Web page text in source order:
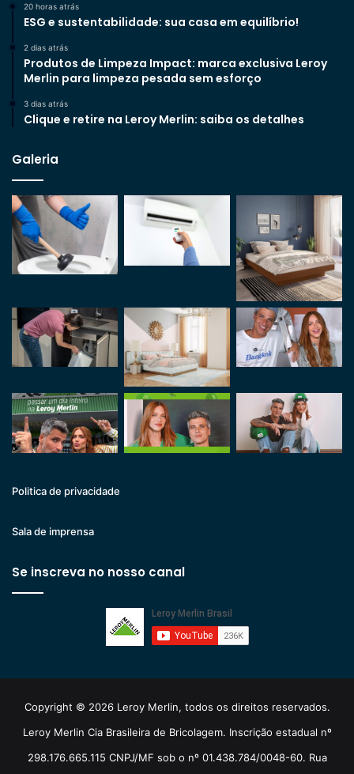
20 horas atrás
ESG e sustentabilidade: sua casa em equilíbrio!
2 dias atrás
Produtos de Limpeza Impact: marca exclusiva Leroy
Merlin para limpeza pesada sem esforço
3 dias atrás
Clique e retire na Leroy Merlin: saiba os detalhes
Galeria
Politica de privacidade
Sala de imprensa
Se inscreva no nosso canal
Copyright © 2026 Leroy Merlin, todos os direitos reservados.
Leroy Merlin Cia Brasileira de Bricolagem. Inscrição estadual nº
298.176.665.115 CNPJ/MF sob o nº 01.438.784/0048-60. Rua